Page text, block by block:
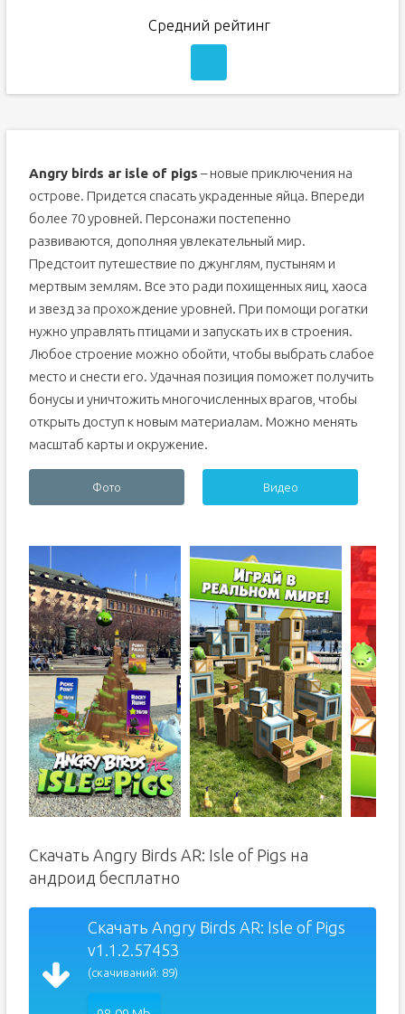
Средний рейтинг
Angry birds ar isle of pigs – новые приключения на
острове. Придется спасать украденные яйца. Впереди
более 70 уровней. Персонажи постепенно
развиваются, дополняя увлекательный мир.
Предстоит путешествие по джунглям, пустыням и
мертвым землям. Все это ради похищенных яиц, хаоса
и звезд за прохождение уровней. При помощи рогатки
нужно управлять птицами и запускать их в строения.
Любое строение можно обойти, чтобы выбрать слабое
место и снести его. Удачная позиция поможет получить
бонусы и уничтожить многочисленных врагов, чтобы
открыть доступ к новым материалам. Можно менять
масштаб карты и окружение.
Фото Видео
Скачать Angry Birds AR: Isle of Pigs на
андроид бесплатно
Скачать Angry Birds AR: Isle of Pigs
v1.1.2.57453
(скачиваний: 89)